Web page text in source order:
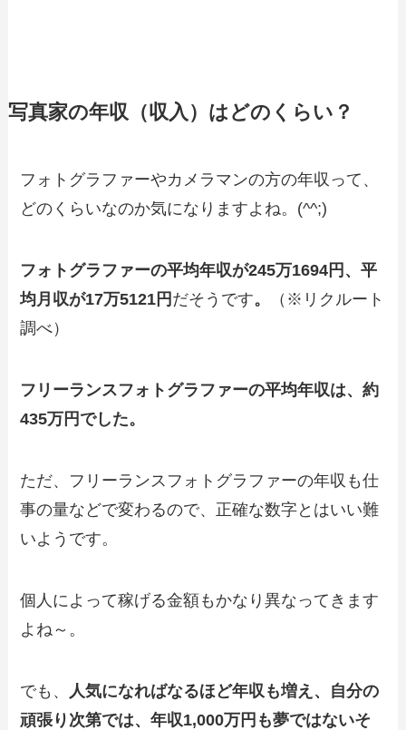
写真家の年収（収入）はどのくらい？
フォトグラファーやカメラマンの方の年収って、
どのくらいなのか気になりますよね。(^^;)
フォトグラファーの平均年収が245万1694円、平
均月収が17万5121円 だそうです。
（※リクルート
調べ）
フリーランスフォトグラファーの平均年収は、約
435万円でした。
ただ、フリーランスフォトグラファーの年収も仕
事の量などで変わるので、正確な数字とはいい難
いようです。
個人によって稼げる金額もかなり異なってきます
よね～。
でも、 人気になればなるほど年収も増え、 自分の
頑張り次第では、年収1,000万円も夢ではないそ